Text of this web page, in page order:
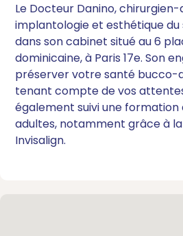
Le Docteur Danino,
implantologie et esthétique du
dans son cabinet situé au 6
dominicaine, à Paris 17e. Son
préserver votre santé bucco-
tenant compte de vos
également suivi une
adultes, notamment grâce à
Invisalign.